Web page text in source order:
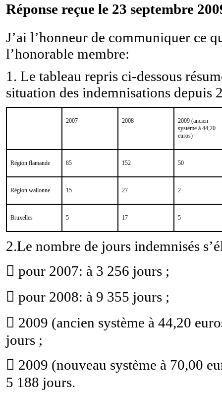
Réponse reçue le 23 septembre
J’ai l’honneur de communiquer ce
l’honorable membre:
1. Le tableau repris ci-dessous
situation des indemnisations depuis
2007 2008
2009 (ancien
système à 44,20
euros)
Région flamande 85 152 50
Région wallonne 15 27 2
Bruxelles 5 17 5
2.Le nombre de jours indemnisés
 pour 2007: à 3 256 jours ;
 pour 2008: à 9 355 jours ;
 2009 (ancien système à 44,20
jours ;
 2009 (nouveau système à 70,00
5 188 jours.